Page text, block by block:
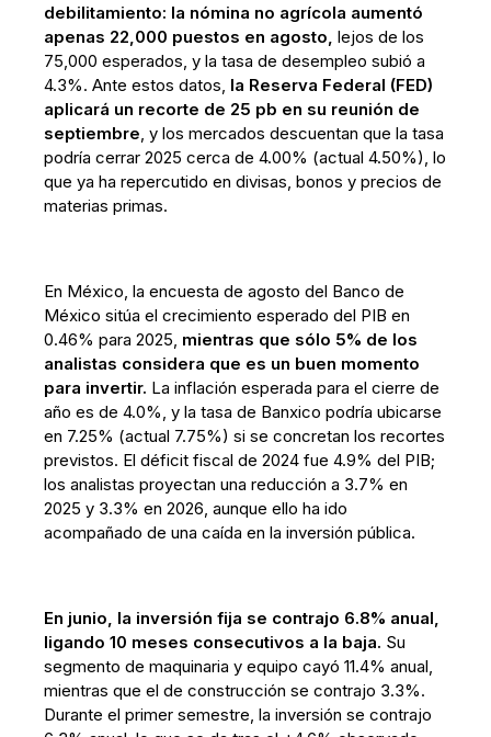
debilitamiento: la nómina no agrícola aumentó
apenas 22,000 puestos en agosto, lejos de los
75,000 esperados, y la tasa de desempleo subió a
4.3%. Ante estos datos, la Reserva Federal (FED)
aplicará un recorte de 25 pb en su reunión de
septiembre, y los mercados descuentan que la tasa
podría cerrar 2025 cerca de 4.00% (actual 4.50%), lo
que ya ha repercutido en divisas, bonos y precios de
materias primas.
En México, la encuesta de agosto del Banco de
México sitúa el crecimiento esperado del PIB en
0.46% para 2025, mientras que sólo 5% de los
analistas considera que es un buen momento
para invertir. La inflación esperada para el cierre de
año es de 4.0%, y la tasa de Banxico podría ubicarse
en 7.25% (actual 7.75%) si se concretan los recortes
previstos. El déficit fiscal de 2024 fue 4.9% del PIB;
los analistas proyectan una reducción a 3.7% en
2025 y 3.3% en 2026, aunque ello ha ido
acompañado de una caída en la inversión pública.
En junio, la inversión fija se contrajo 6.8% anual,
ligando 10 meses consecutivos a la baja. Su
segmento de maquinaria y equipo cayó 11.4% anual,
mientras que el de construcción se contrajo 3.3%.
Durante el primer semestre, la inversión se contrajo